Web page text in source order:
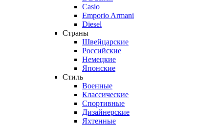
Casio
Emporio Armani
Diesel
Страны
Швейцарские
Российские
Немецкие
Японские
Стиль
Военные
Классические
Спортивные
Дизайнерские
Яхтенные